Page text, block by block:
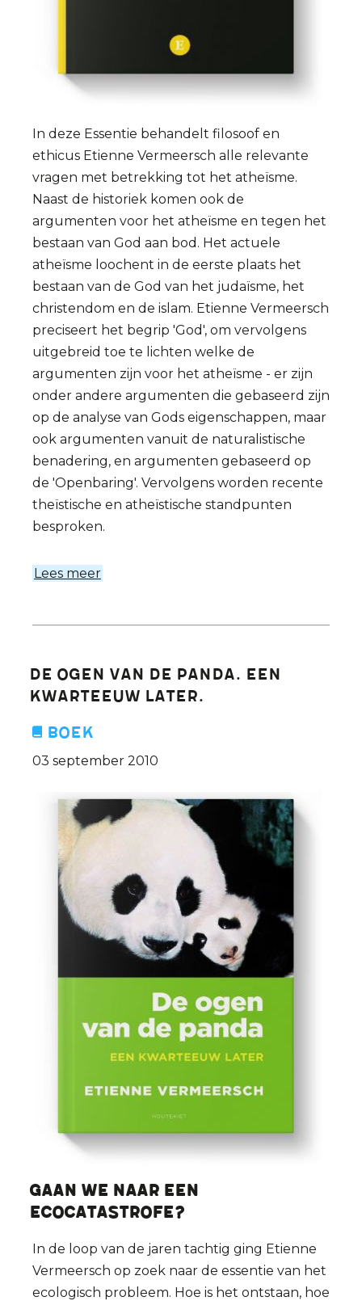
In deze Essentie behandelt filosoof en
ethicus Etienne Vermeersch alle relevante
vragen met betrekking tot het atheïsme.
Naast de historiek komen ook de
argumenten voor het atheïsme en tegen het
bestaan van God aan bod. Het actuele
atheïsme loochent in de eerste plaats het
bestaan van de God van het judaïsme, het
christendom en de islam. Etienne Vermeersch
preciseert het begrip 'God', om vervolgens
uitgebreid toe te lichten welke de
argumenten zijn voor het atheïsme - er zijn
onder andere argumenten die gebaseerd zijn
op de analyse van Gods eigenschappen, maar
ook argumenten vanuit de naturalistische
benadering, en argumenten gebaseerd op
de 'Openbaring'. Vervolgens worden recente
theïstische en atheïstische standpunten
besproken.
Lees meer
De ogen van de panda. Een
kwarteeuw later.
Boek
03 september 2010
Gaan we naar een
ecocatastrofe?
In de loop van de jaren tachtig ging Etienne
Vermeersch op zoek naar de essentie van het
ecologisch probleem. Hoe is het ontstaan, hoe